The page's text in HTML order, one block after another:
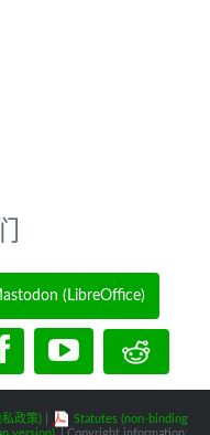
(LibreOffice)
政策)|
Statutes (non-binding